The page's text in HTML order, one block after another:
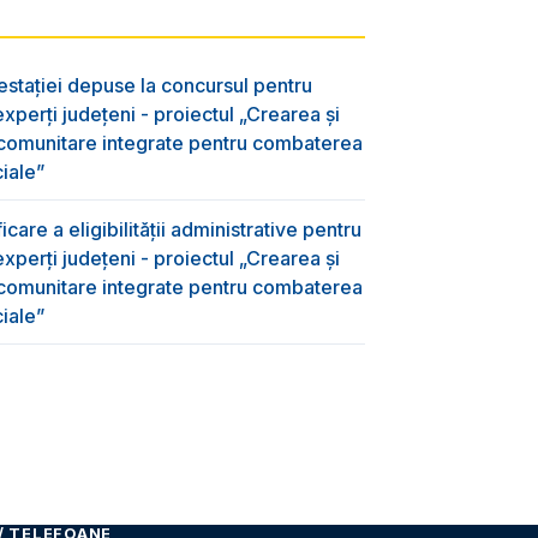
depuse la concursul pentru
județeni - proiectul „Crearea și
integrate pentru combaterea
a eligibilității administrative pentru
județeni - proiectul „Crearea și
integrate pentru combaterea
TELEFOANE